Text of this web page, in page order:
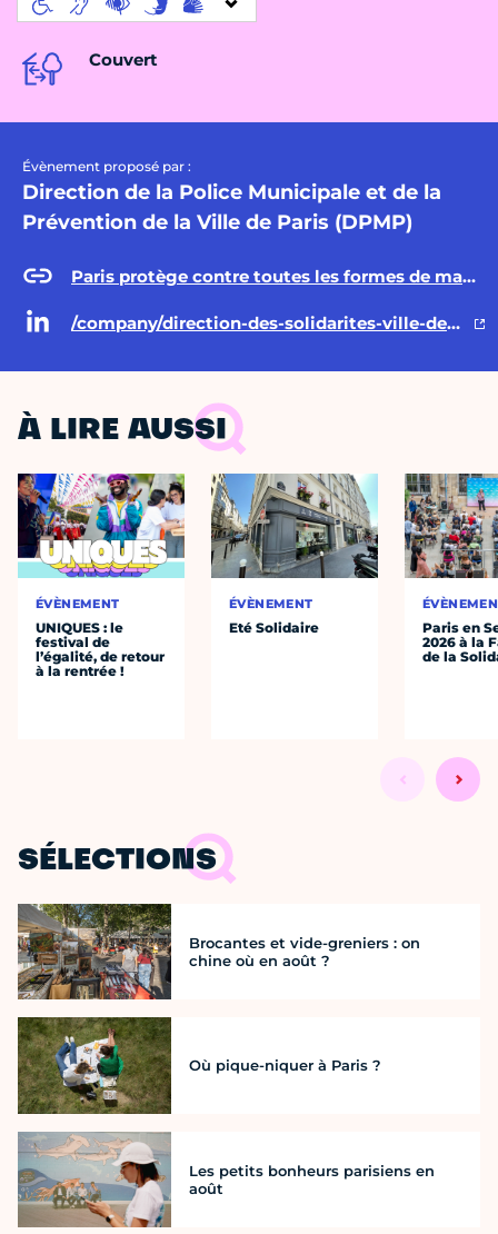
Couvert
Évènement proposé par :
Direction de la Police Municipale et de la
Prévention de la Ville de Paris (DPMP)
Paris protège contre toutes les formes de malveillance, violence et maltraitance
/company/direction-des-solidarites-ville-de-paris/posts/
À LIRE AUSSI
ÉVÈNEMENT
UNIQUES : le
festival de
l’égalité, de retour
à la rentrée !
ÉVÈNEMENT
Eté Solidaire
Paris en
2026 à la
de la
SÉLECTIONS
Brocantes et vide-greniers : on
chine où en août ?
Où pique-niquer à Paris ?
Les petits bonheurs parisiens en
août